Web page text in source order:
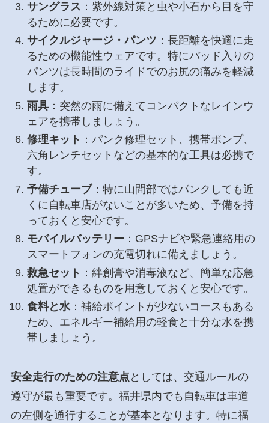
サングラス ：紫外線対策と虫や小石から目を守
るために必要です。
サイクルジャージ・パンツ ：長距離を快適に走
るための機能性ウェアです。特にパッド入りの
パンツは長時間のライドでのお尻の痛みを軽減
します。
雨具：突然の雨に備えてコンパクトなレインウ
ェアを携帯しましょう。
修理キット ：パンク修理セット、携帯ポンプ、
六角レンチセットなどの基本的な工具は必携で
す。
予備チューブ：特に山間部ではパンクしても近
くに自転車店がないことが多いため、予備を持
っておくと安心です。
モバイルバッテリー ：GPSナビや緊急連絡用の
スマートフォンの充電切れに備えましょう。
救急セット ：絆創膏や消毒液など、簡単な応急
処置ができるものを用意しておくと安心です。
食料と水：補給ポイントが少ないコースもある
ため、エネルギー補給用の軽食と十分な水を携
帯しましょう。
安全走行のための注意点 としては、交通ルールの
遵守が最も重要です。福井県内でも自転車は車道
の左側を通行することが基本となります。特に福